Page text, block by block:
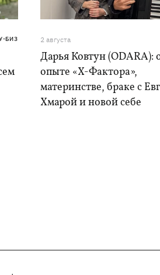
БИЗ 2 августа
Дарья Ковтун (ODARA):
опыте «Х-Фактора»,
материнстве, браке с
Хмарой и новой себе